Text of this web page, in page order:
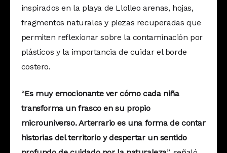
inspirados en la playa de Llolleo arenas, hojas,
fragmentos naturales y piezas recuperadas que
permiten reflexionar sobre la contaminación por
plásticos y la importancia de cuidar el borde
costero.
“Es muy emocionante ver cómo cada niña
transforma un frasco en su propio
microuniverso. Arterrario es una forma de contar
historias del territorio y despertar un sentido